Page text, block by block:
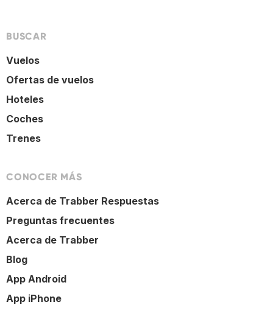
BUSCAR
Vuelos
Ofertas de vuelos
Hoteles
Coches
Trenes
CONOCER MÁS
Acerca de Trabber Respuestas
Preguntas frecuentes
Acerca de Trabber
Blog
App Android
App iPhone